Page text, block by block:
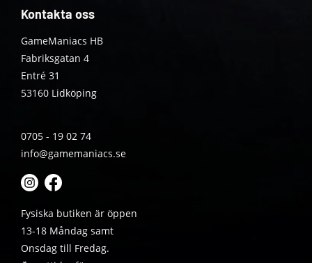
Kontakta oss
GameManiacs HB
Fabriksgatan 4
Entré 31
53160 Lidköping
0705 - 19 02 74
info@gamemaniacs.se
Fysiska butiken är öppen
13-18 Måndag samt
Onsdag till Fredag.